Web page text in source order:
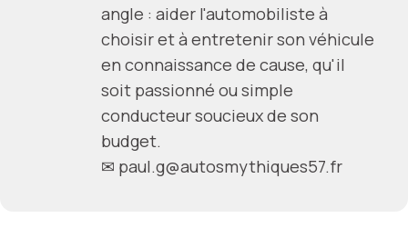
angle : aider l'automobiliste à
choisir et à entretenir son véhicule
en connaissance de cause, qu'il
soit passionné ou simple
conducteur soucieux de son
budget.
✉ paul.g@autosmythiques57.fr